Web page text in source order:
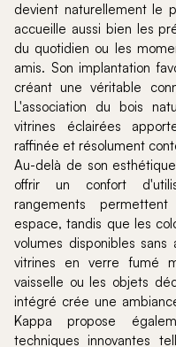
devient naturellement le
accueille aussi bien les
du quotidien ou les
amis. Son implantation
créant une véritable
L'association du bois
vitrines éclairées
raffinée et résolument
Au-delà de son
offrir un confort
rangements
espace, tandis que les
volumes disponibles
vitrines en verre fumé
vaisselle ou les objets
intégré crée une
Kappa propose
techniques innovantes